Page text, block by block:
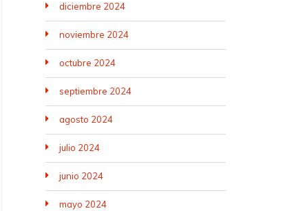
diciembre 2024
noviembre 2024
octubre 2024
septiembre 2024
agosto 2024
julio 2024
junio 2024
mayo 2024